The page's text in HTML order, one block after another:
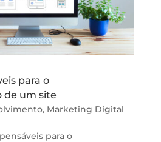
para o
de um site
, Marketing Digital
para o